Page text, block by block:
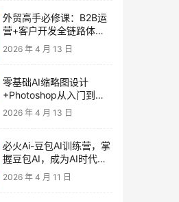
外贸高手必修课：B2B运
营+客户开发全链路体系
课 | 从0到1成为外贸精英
2026 年 4 月 13 日
零基础AI缩略图设计
+Photoshop从入门到精
通 全套教程（含形象照拍
2026 年 4 月 13 日
必火Ai-豆包AI训练营，掌
握豆包AI，成为AI时代的
全能型人才
2026 年 4 月 11 日